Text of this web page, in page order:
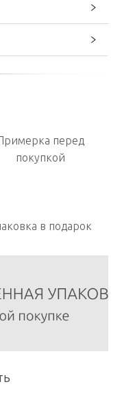
перед
покупкой
в подарок